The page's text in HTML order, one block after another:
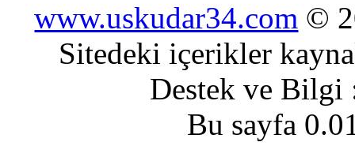
www.uskudar34.com ©
Sitedeki içerikler
Destek ve
Bu sayfa